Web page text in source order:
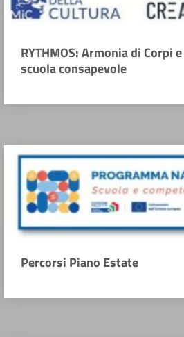
RYTHMOS: Armonia di Corpi
scuola consapevole
Percorsi Piano Estate